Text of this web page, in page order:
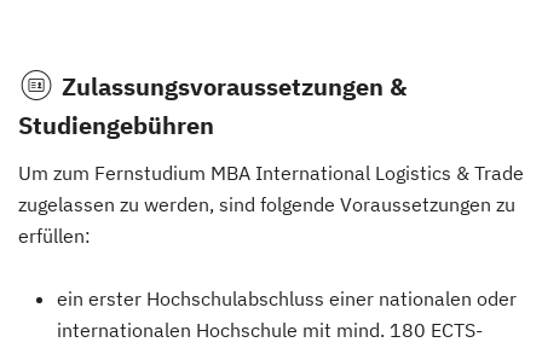
Zulassungsvoraussetzungen &
Studiengebühren
Um zum Fernstudium MBA International Logistics & Trade
zugelassen zu werden, sind folgende Voraussetzungen zu
erfüllen:
ein erster Hochschulabschluss einer nationalen oder
internationalen Hochschule mit mind. 180 ECTS-